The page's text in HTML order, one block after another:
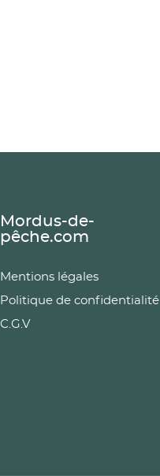
Mordus-de-
pêche.com
Mentions légales
Politique de confidentialité
C.G.V